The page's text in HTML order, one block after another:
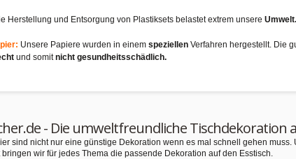
Herstellung und Entsorgung von Plastiksets belastet extrem unsere Umwelt.
Unsere Papiere wurden in einem speziellen Verfahren hergestellt. Die
und somitnicht gesundheitsschädlich.
- Die umweltfreundliche Tischdekoration
sind nicht nur eine günstige Dekoration wenn es mal schnell gehen muss.
wir für jedes Thema die passende Dekoration auf den Esstisch.